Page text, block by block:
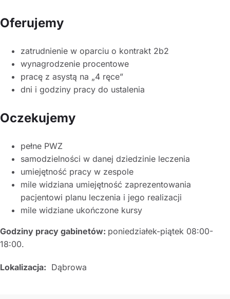
Oferujemy
zatrudnienie w oparciu o kontrakt 2b2
wynagrodzenie procentowe
pracę z asystą na „4 ręce”
dni i godziny pracy do ustalenia
Oczekujemy
pełne PWZ
samodzielności w danej dziedzinie leczenia
umiejętność pracy w zespole
mile widziana umiejętność zaprezentowania
pacjentowi planu leczenia i jego realizacji
mile widziane ukończone kursy
Godziny pracy gabinetów: poniedziałek-piątek 08:00-
18:00.
Lokalizacja: Dąbrowa